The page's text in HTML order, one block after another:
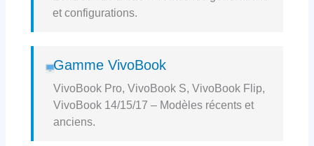
et configurations.
Gamme VivoBook
VivoBook Pro, VivoBook S, VivoBook Flip,
VivoBook 14/15/17 – Modèles récents et
anciens.